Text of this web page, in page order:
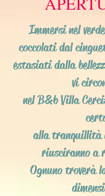
Immersi nel
coccolati dal
estasiati dalla
vi
nel B&b Villa
alla tranquillità
riusciranno a
Ognuno troverà